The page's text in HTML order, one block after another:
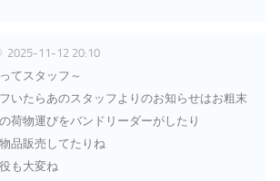
2025-11-12 20:10
てスタッフ～
いたらあのスタッフよりのお知らせはお粗末
荷物運びをバンドリーダーがしたり
品販売してたりね
も大変ね